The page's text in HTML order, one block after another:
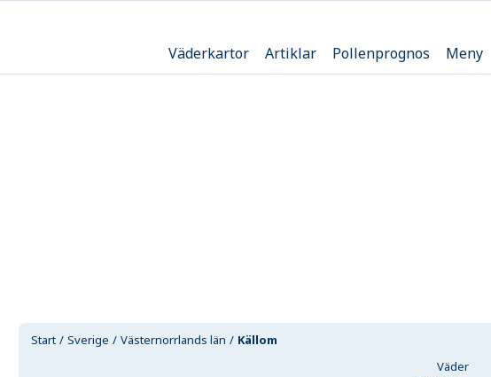
Väderkartor Artiklar Pollenprognos Meny
Start Sverige Västernorrlands län Källom
Väder